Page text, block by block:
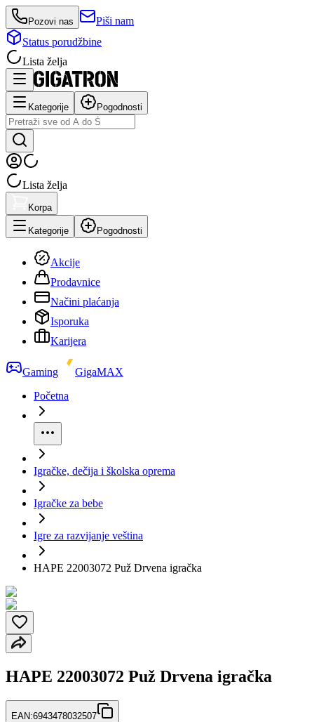
Pozovi nas
Piši nam
Status porudžbine
Lista želja
Kategorije Pogodnosti
Lista želja
Korpa
Kategorije Pogodnosti
Akcije
Prodavnice
Načini plaćanja
Isporuka
Karijera
Gaming
GigaMAX
Početna
Igračke, dečija i školska oprema
Igračke za bebe
Igre za razvijanje veština
HAPE 22003072 Puž Drvena igračka
HAPE 22003072 Puž Drvena igračka
EAN:6943478032507